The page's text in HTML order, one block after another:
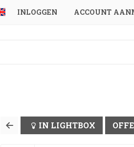
INLOGGEN ACCOUNT
IN LIGHTBOX